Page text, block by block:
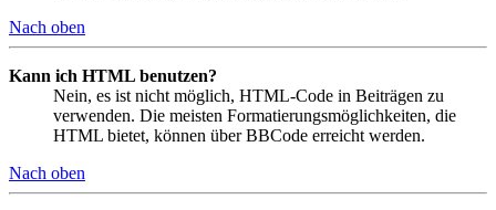
Nach oben
Kann ich HTML benutzen?
Nein, es ist nicht möglich, HTML-Code in Beiträgen zu
verwenden. Die meisten Formatierungsmöglichkeiten, die
HTML bietet, können über BBCode erreicht werden.
Nach oben